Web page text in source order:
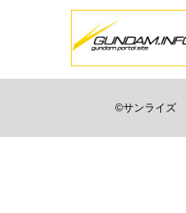
©サンライズ